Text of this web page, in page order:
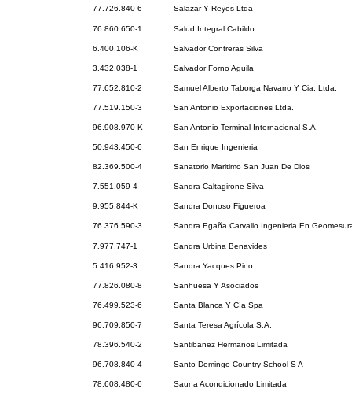
77.726.840-6 Salazar Y Reyes Ltda
76.860.650-1 Salud Integral Cabildo
6.400.106-K Salvador Contreras Silva
3.432.038-1 Salvador Forno Aguila
77.652.810-2 Samuel Alberto Taborga Navarro Y Cia. Ltda.
77.519.150-3 San Antonio Exportaciones Ltda.
96.908.970-K San Antonio Terminal Internacional S.A.
50.943.450-6 San Enrique Ingenieria
82.369.500-4 Sanatorio Maritimo San Juan De Dios
7.551.059-4 Sandra Caltagirone Silva
9.955.844-K Sandra Donoso Figueroa
76.376.590-3 Sandra Egaña Carvallo Ingenieria En
7.977.747-1 Sandra Urbina Benavides
5.416.952-3 Sandra Yacques Pino
77.826.080-8 Sanhuesa Y Asociados
76.499.523-6 Santa Blanca Y Cía Spa
96.709.850-7 Santa Teresa Agrícola S.A.
78.396.540-2 Santibanez Hermanos Limitada
96.708.840-4 Santo Domingo Country School S A
78.608.480-6 Sauna Acondicionado Limitada